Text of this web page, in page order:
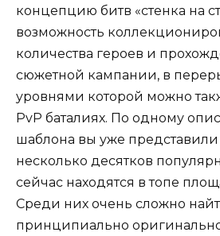
концепцию битв «стенка на
возможность
количества героев и
сюжетной кампании, в
уровнями которой можно
PvP баталиях. По одному
шаблона вы уже представили
несколько десятков
сейчас находятся в топе
Среди них очень сложно
принципиально